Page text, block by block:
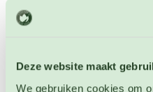
Deze website maakt
We gebruiken cookies om